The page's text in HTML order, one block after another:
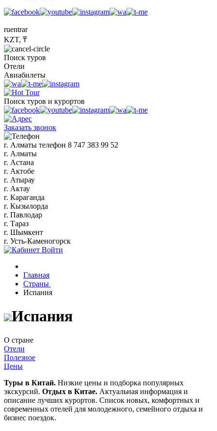
ruentrar
KZT, ₸
Поиск туров
Отели
Авиабилеты
Поиск туров и курортов
Заказать звонок
г. Алматы телефон 8 747 383 99 52
г. Алматы
г. Астана
г. Актобе
г. Атырау
г. Актау
г. Караганда
г. Кызылорда
г. Павлодар
г. Тараз
г. Шымкент
г. Усть-Каменогорск
Войти
Главная
Страны
Испания
Испания
О стране
Отели
Полезное
Цены
Туры в Китай. Низкие цены и подборка популярных
экскурсий. Отдых в Китае. Актуальная информация и
описание лучших курортов. Список новых, комфортных и
современных отелей для молодежного, семейного отдыха и
бизнес поездок.